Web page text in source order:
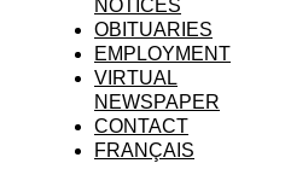
NOTICES
OBITUARIES
EMPLOYMENT
VIRTUAL
NEWSPAPER
CONTACT
FRANÇAIS